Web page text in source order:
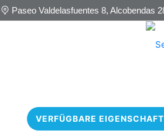
Paseo Valdelasfuentes 8, Alcobendas
VERFÜGBARE